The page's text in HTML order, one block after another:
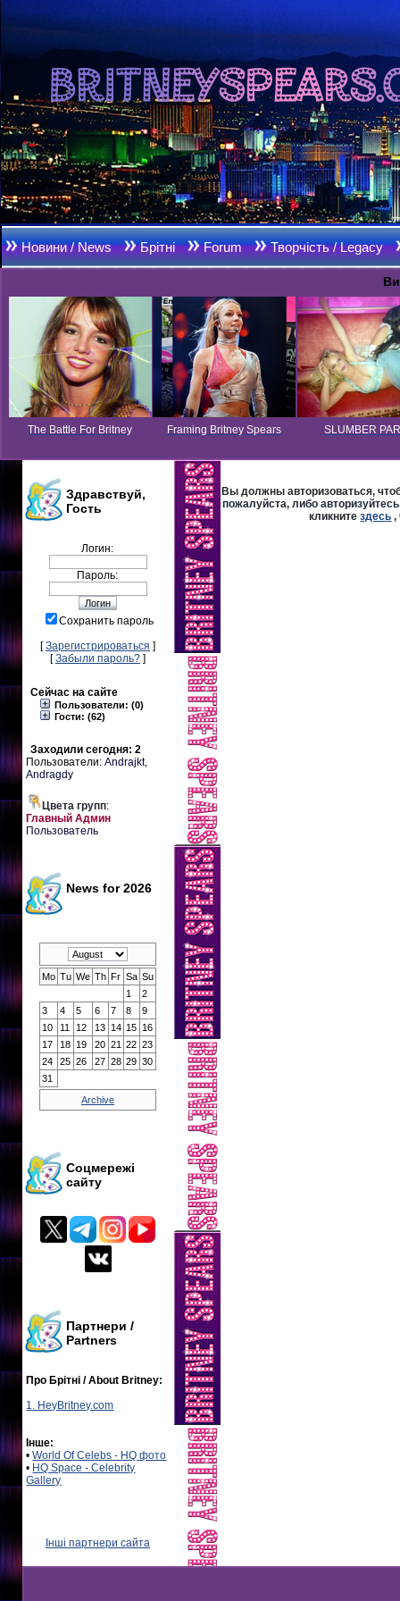
Новини / News Брітні Forum Творчість / Legacy
The Battle For Britney Framing Britney Spears SLUMBER
Здравствуй,
Гость
Логин:
Пароль:
Сохранить пароль
[Зарегистрироваться ]
[Забыли пароль? ]
Сейчас на сайте
Пользователи: (0)
Гости: (62)
Заходили сегодня: 2
Пользователи:Andrajkt,
Andragdy
Цвета групп:
Главный Админ
Пользователь
News for 2026
Mo Tu We Th Fr Sa Su
1
2
3
4 5 6 7 8
9
10
11 12 13 14 15 16
17
18 19 20 21 22 23
24
25 26 27 28 29 30
31
Archive
Соцмережі
сайту
Партнери /
Partners
Про Брітні / About Britney:
1. HeyBritney.com
Інше:
•World Of Celebs - HQ фото
• HQ Space - Celebrity
Gallery
Інші партнери сайта
Вы должны авторизоваться,
пожалуйста, либо
кликнитездесь ,